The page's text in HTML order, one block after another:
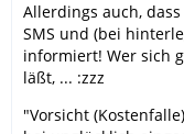
Allerdings auch,
SMS und (bei
informiert! Wer sich
läßt, ... :zzz
"Vorsicht